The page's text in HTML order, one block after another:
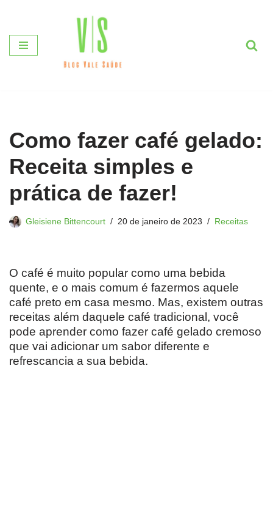
Pular
para
Como fazer café gelado:
Receita simples e
prática de fazer!
Gleisiene Bittencourt 20 de janeiro de 2023 Receitas
O café é muito popular como uma bebida
quente, e o mais comum é fazermos aquele
café preto em casa mesmo. Mas, existem outras
receitas além daquele café tradicional, você
pode aprender como fazer café gelado cremoso
que vai adicionar um sabor diferente e
refrescancia a sua bebida.